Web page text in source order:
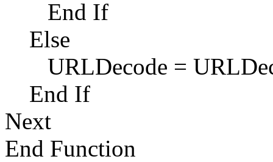
End If
Else
URLDecode =
End If
Next
End Function